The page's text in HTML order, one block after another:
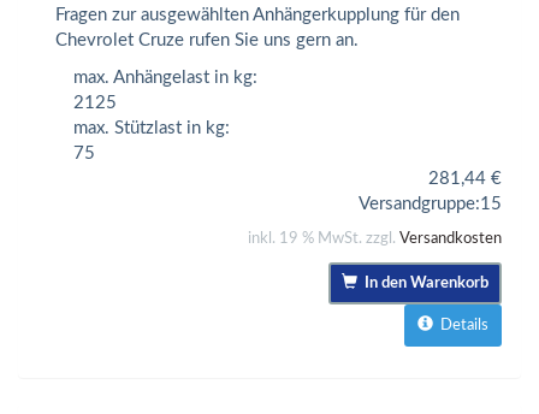
Fragen zur ausgewählten Anhängerkupplung für den
Chevrolet Cruze rufen Sie uns gern an.
max. Anhängelast in kg:
2125
max. Stützlast in kg:
75
281,44 €
Versandgruppe:15
inkl. 19 % MwSt. zzgl. Versandkosten
In den Warenkorb
Details